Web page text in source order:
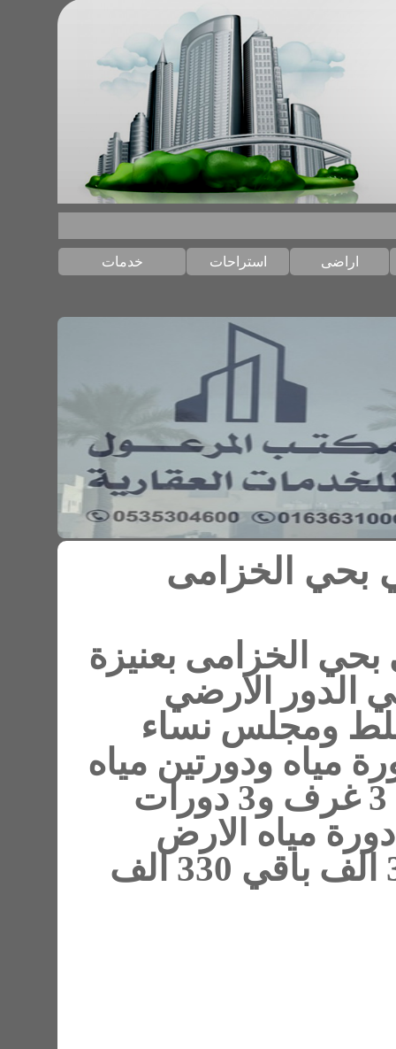
استراحات خدمات
الخزامى
بعنيزة
الارضي
نساء
دورة مياه ودورتين مياه
ومدخل سياره الدور العلوي 3 غرف و3 دورات
الارض
مرهونه للبنك كل شهر 3085 الف باقي 330 الف